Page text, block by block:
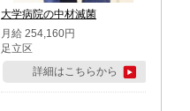
大学病院の中材滅菌
月給 254,160円
足立区
詳細はこちらから